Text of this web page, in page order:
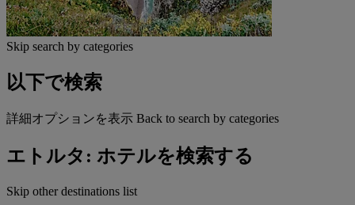
Skip search by categories
以下で検索
詳細オプションを表示 Back to search by categories
エトルタ: ホテルを検索する
Skip other destinations list